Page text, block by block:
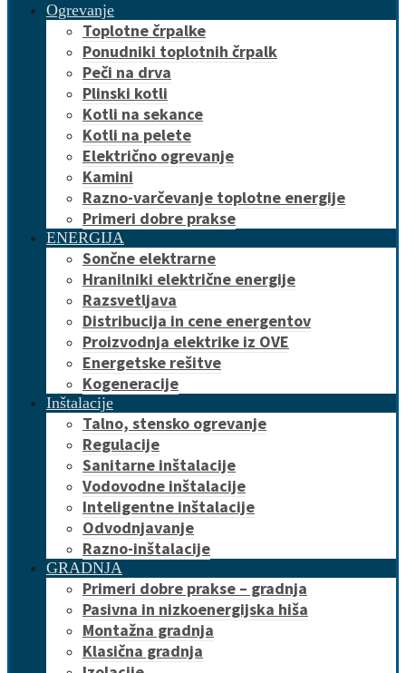
Ogrevanje
Toplotne črpalke
Ponudniki toplotnih črpalk
Peči na drva
Plinski kotli
Kotli na sekance
Kotli na pelete
Električno ogrevanje
Kamini
Razno-varčevanje toplotne energije
Primeri dobre prakse
ENERGIJA
Sončne elektrarne
Hranilniki električne energije
Razsvetljava
Distribucija in cene energentov
Proizvodnja elektrike iz OVE
Energetske rešitve
Kogeneracije
Inštalacije
Talno, stensko ogrevanje
Regulacije
Sanitarne inštalacije
Vodovodne inštalacije
Inteligentne inštalacije
Odvodnjavanje
Razno-inštalacije
GRADNJA
Primeri dobre prakse – gradnja
Pasivna in nizkoenergijska hiša
Montažna gradnja
Klasična gradnja